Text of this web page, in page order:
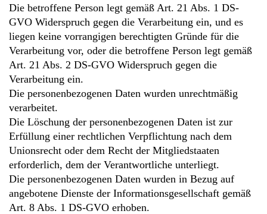
Die betroffene Person legt gemäß Art. 21 Abs. 1 DS-
GVO Widerspruch gegen die Verarbeitung ein, und es
liegen keine vorrangigen berechtigten Gründe für die
Verarbeitung vor, oder die betroffene Person legt gemäß
Art. 21 Abs. 2 DS-GVO Widerspruch gegen die
Verarbeitung ein.
Die personenbezogenen Daten wurden unrechtmäßig
verarbeitet.
Die Löschung der personenbezogenen Daten ist zur
Erfüllung einer rechtlichen Verpflichtung nach dem
Unionsrecht oder dem Recht der Mitgliedstaaten
erforderlich, dem der Verantwortliche unterliegt.
Die personenbezogenen Daten wurden in Bezug auf
angebotene Dienste der Informationsgesellschaft gemäß
Art. 8 Abs. 1 DS-GVO erhoben.